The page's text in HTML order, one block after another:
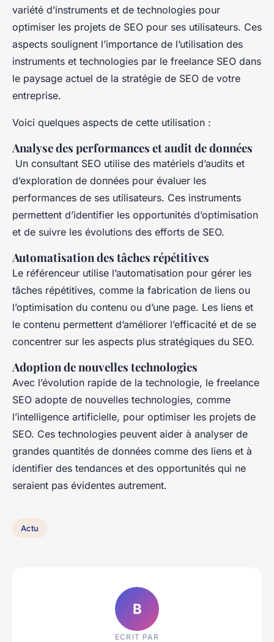
variété d’instruments et de technologies pour
optimiser les projets de SEO pour ses utilisateurs. Ces
aspects soulignent l’importance de l’utilisation des
instruments et technologies par le freelance SEO dans
le paysage actuel de la stratégie de SEO de votre
entreprise.
Voici quelques aspects de cette utilisation :
Analyse des performances et audit de données
Un consultant SEO utilise des matériels d’audits et
d’exploration de données pour évaluer les
performances de ses utilisateurs. Ces instruments
permettent d’identifier les opportunités d’optimisation
et de suivre les évolutions des efforts de SEO.
Automatisation des tâches répétitives
Le référenceur utilise l’automatisation pour gérer les
tâches répétitives, comme la fabrication de liens ou
l’optimisation du contenu ou d’une page. Les liens et
le contenu permettent d’améliorer l’efficacité et de se
concentrer sur les aspects plus stratégiques du SEO.
Adoption de nouvelles technologies
Avec l’évolution rapide de la technologie, le freelance
SEO adopte de nouvelles technologies, comme
l’intelligence artificielle, pour optimiser les projets de
SEO. Ces technologies peuvent aider à analyser de
grandes quantités de données comme des liens et à
identifier des tendances et des opportunités qui ne
seraient pas évidentes autrement.
Actu
B
ECRIT PAR